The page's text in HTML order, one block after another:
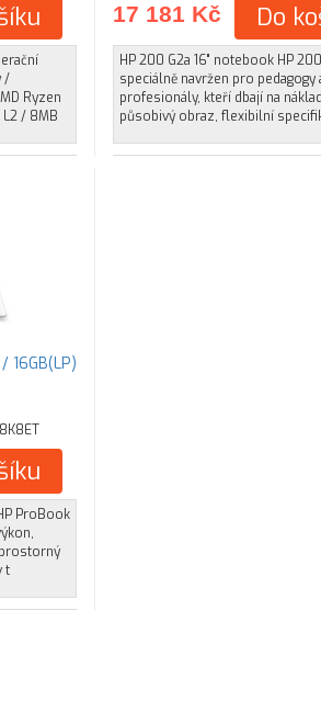
/
Ryzen
L2 / 8MB
17 181 Kč Do
HP 200 G2a 16" notebook HP
speciálně navržen pro pedagogy
profesionály, kteří dbají na
působivý obraz, flexibilní
16GB(LP)
ProBook
t